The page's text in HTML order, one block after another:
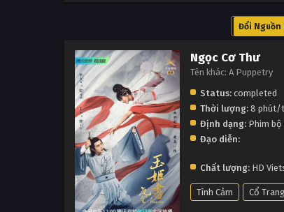
Đổi Nguồn
Ngọc Cơ Thư
Tên khác: A Puppetry
Status: completed
Thời lượng: 8 phút/
Định dạng: Phim bộ
Đạo diễn:
Chất lượng: HD
Tình Cảm Cổ Trang